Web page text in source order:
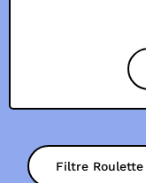
Filtre Roulette